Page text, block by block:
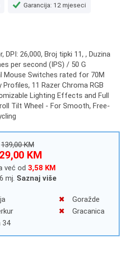
Garancija: 12 mjeseci
DPI: 26,000, Broj tipki 11, , Duzina
per second (IPS) / 50 G
Mouse Switches rated for 70M
11 Razer Chroma RGB
Lighting Effects and Full
Tilt Wheel - For Smooth, Free-
139,00 KM
KM
već od 3,58 KM
mj. Saznaj više
34
Goražde
Gracanica